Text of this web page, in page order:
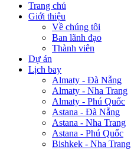
Trang chủ
Giới thiệu
Về chúng tôi
Ban lãnh đạo
Thành viên
Dự án
Lịch bay
Almaty - Đà Nẵng
Almaty - Nha Trang
Almaty - Phú Quốc
Astana - Đà Nẵng
Astana - Nha Trang
Astana - Phú Quốc
Bishkek - Nha Trang